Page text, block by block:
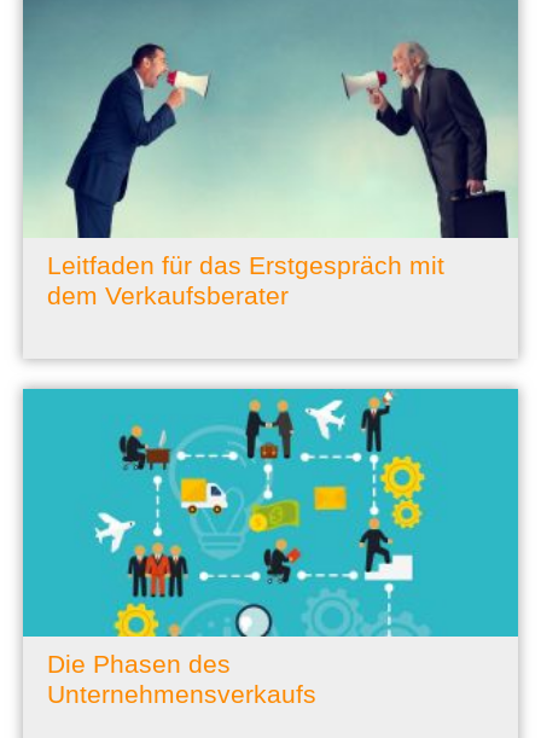
Leitfaden für das Erstgespräch mit
dem Verkaufsberater
Die Phasen des
Unternehmensverkaufs